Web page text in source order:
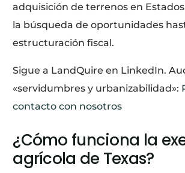
adquisición de terrenos en
la búsqueda de oportunidades
estructuración fiscal.
Sigue a LandQuire en LinkedIn.
«servidumbres y urbanizabilidad»:
contacto con nosotros
¿Cómo funciona la
agrícola de Texas?